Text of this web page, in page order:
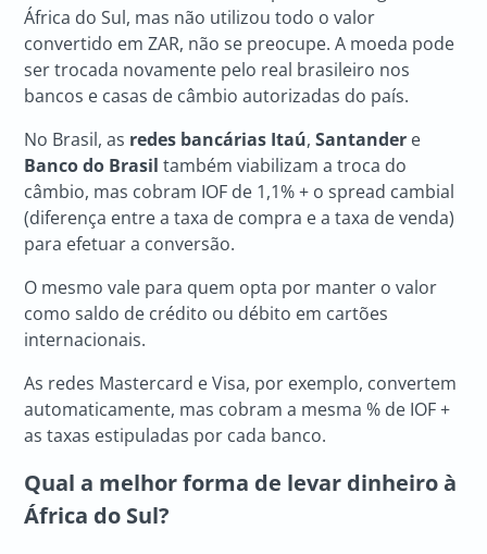
África do Sul, mas não utilizou todo o valor
convertido em ZAR, não se preocupe. A moeda pode
ser trocada novamente pelo real brasileiro nos
bancos e casas de câmbio autorizadas do país.
No Brasil, as redes bancárias Itaú,Santander e
Banco do Brasil também viabilizam a troca do
câmbio, mas cobram IOF de 1,1% + o spread cambial
(diferença entre a taxa de compra e a taxa de venda)
para efetuar a conversão.
O mesmo vale para quem opta por manter o valor
como saldo de crédito ou débito em cartões
internacionais.
As redes Mastercard e Visa, por exemplo, convertem
automaticamente, mas cobram a mesma % de IOF +
as taxas estipuladas por cada banco.
Qual a melhor forma de levar dinheiro à
África do Sul?